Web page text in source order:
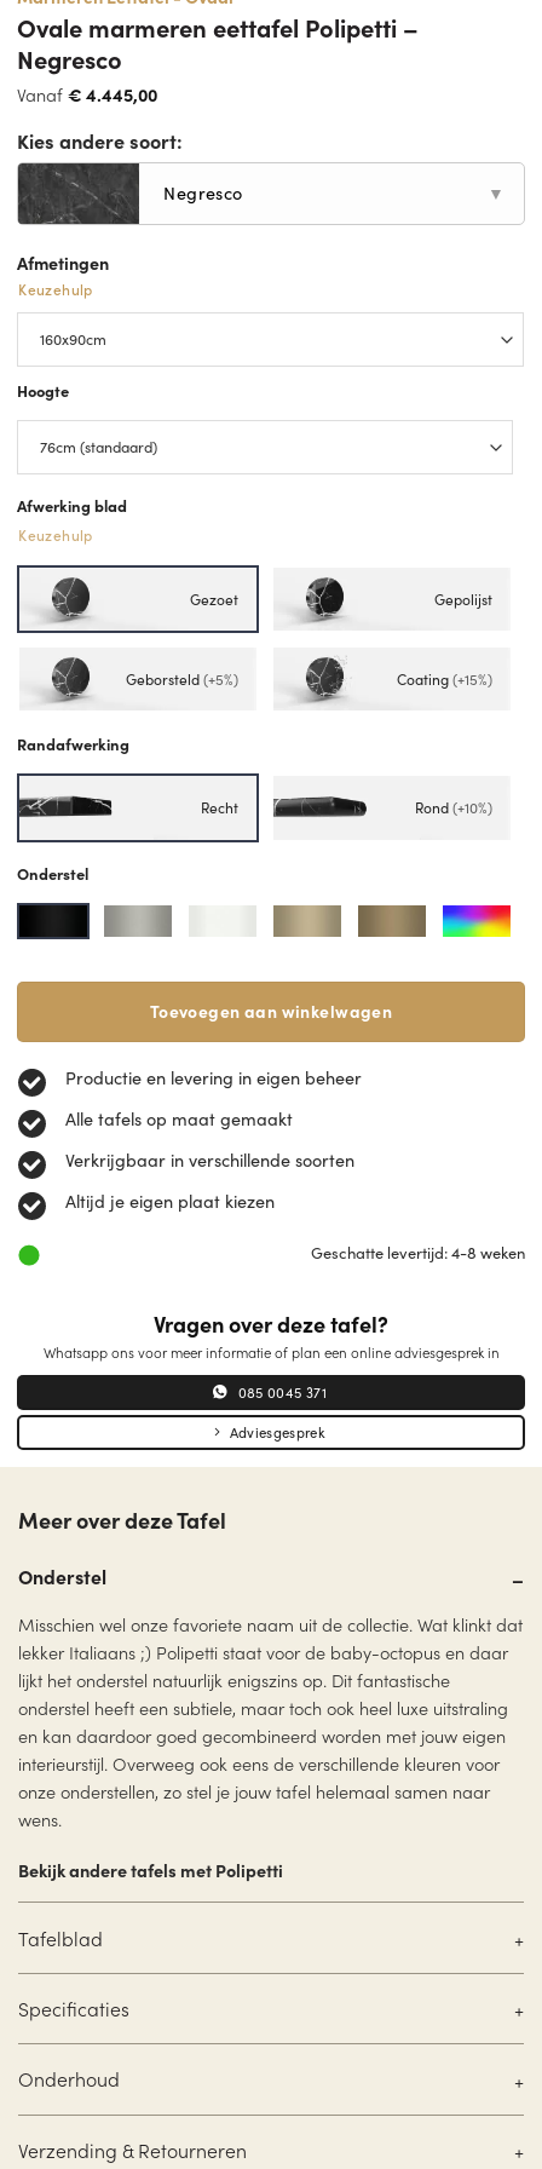
Ovale marmeren eettafel Polipetti –
Negresco
Vanaf€ 4.445,00
Kies andere soort:
Negresco ▼
Afmetingen
Keuzehulp
Hoogte
Afwerking blad
Keuzehulp
Gezoet Gepolijst
Geborsteld(+5%) Coating(+15%)
Randafwerking
Recht Rond(+10%)
Onderstel
Toevoegen aan winkelwagen
Productie en levering in eigen beheer
Alle tafels op maat gemaakt
Verkrijgbaar in verschillende soorten
Altijd je eigen plaat kiezen
Geschatte levertijd: 4-8 weken
Vragen over deze tafel?
Whatsapp ons voor meer informatie of plan een online adviesgesprek in
085 0045 371
Adviesgesprek
Meer over deze Tafel
Onderstel
Misschien wel onze favoriete naam uit de collectie. Wat klinkt dat
lekker Italiaans ;) Polipetti staat voor de baby-octopus en daar
lijkt het onderstel natuurlijk enigszins op. Dit fantastische
onderstel heeft een subtiele, maar toch ook heel luxe uitstraling
en kan daardoor goed gecombineerd worden met jouw eigen
interieurstijl. Overweeg ook eens de verschillende kleuren voor
onze onderstellen, zo stel je jouw tafel helemaal samen naar
wens.
Bekijk andere tafels met Polipetti
Tafelblad
Specificaties
Onderhoud
Verzending & Retourneren